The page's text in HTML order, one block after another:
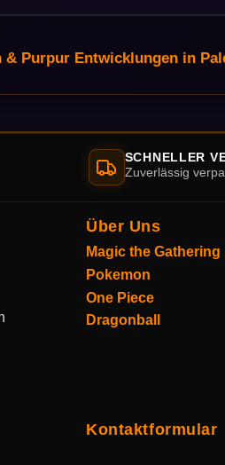
Purpur Entwicklungen in
SCHNELLER
Zuverlässig
Über Uns
Magic the Gathering
Pokemon
One Piece
Dragonball
Kontaktformular